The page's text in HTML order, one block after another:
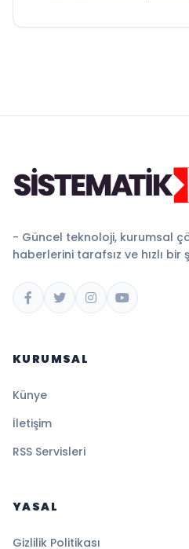
- Güncel teknoloji, kurumsal
haberlerini tarafsız ve hızlı bir
KURUMSAL
Künye
İletişim
RSS Servisleri
YASAL
Gizlilik Politikası